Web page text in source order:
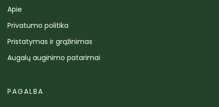
Apie
Privatumo politika
Pristatymas ir grąžinimas
Augalų auginimo patarimai
PAGALBA